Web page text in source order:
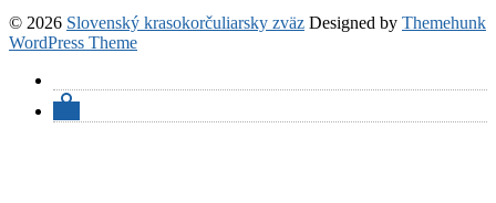
© 2026 Slovenský krasokorčuliarsky zväz Designed by Themehunk
WordPress Theme